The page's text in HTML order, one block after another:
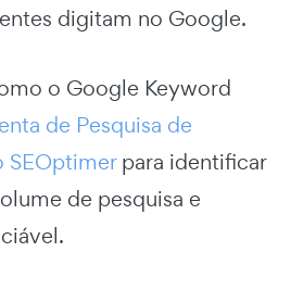
digitam no Google.
o Google Keyword
de Pesquisa de
SEOptimerpara identificar
de pesquisa e